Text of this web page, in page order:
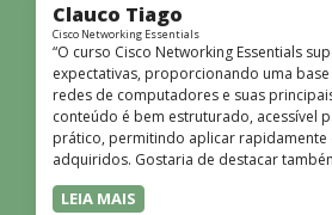
Clauco Tiago
Cisco Networking Essentials
“O curso Cisco Networking Essentials
expectativas, proporcionando uma
redes de computadores e suas
conteúdo é bem estruturado, acessível
prático, permitindo aplicar rapidamente
adquiridos. Gostaria de destacar
o conhecimento técnico do instrutor
demonstrou total domínio do assunto e
LEIA MAIS